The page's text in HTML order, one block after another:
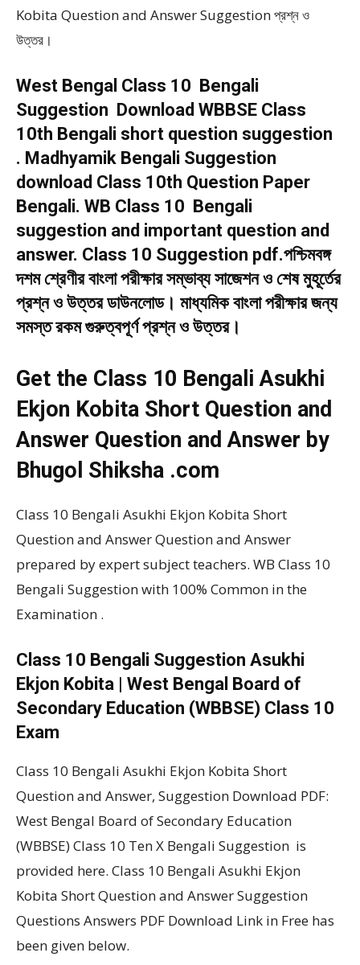
Kobita Question and Answer Suggestion প্রশ্ন ও
উত্তর।
West Bengal Class 10 Bengali
Suggestion Download WBBSE Class
10th Bengali short question suggestion
. Madhyamik Bengali Suggestion
download Class 10th Question Paper
Bengali. WB Class 10 Bengali
suggestion and important question and
answer. Class 10 Suggestion pdf.পশ্চিমবঙ্গ
দশম শ্রেণীর বাংলা পরীক্ষার সম্ভাব্য সাজেশন ও শেষ মুহূর্তের
প্রশ্ন ও উত্তর ডাউনলোড। মাধ্যমিক বাংলা পরীক্ষার জন্য
সমস্ত রকম গুরুত্বপূর্ণ প্রশ্ন ও উত্তর।
Get the Class 10 Bengali Asukhi
Ekjon Kobita Short Question and
Answer Question and Answer by
Bhugol Shiksha .com
Class 10 Bengali Asukhi Ekjon Kobita Short
Question and Answer Question and Answer
prepared by expert subject teachers. WB Class 10
Bengali Suggestion with 100% Common in the
Examination .
Class 10 Bengali Suggestion Asukhi
Ekjon Kobita | West Bengal Board of
Secondary Education (WBBSE) Class 10
Exam
Class 10 Bengali Asukhi Ekjon Kobita Short
Question and Answer, Suggestion Download PDF:
West Bengal Board of Secondary Education
(WBBSE) Class 10 Ten X Bengali Suggestion is
provided here. Class 10 Bengali Asukhi Ekjon
Kobita Short Question and Answer Suggestion
Questions Answers PDF Download Link in Free has
been given below.